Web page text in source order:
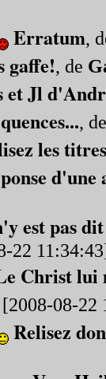
Erratum,
gaffe!, de
et Jl
,
les
d'une
est pas
22
Christ lui
[2008-08-22
Relisez